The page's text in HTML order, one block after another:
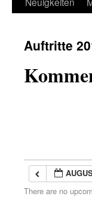
Auftritte
There are no